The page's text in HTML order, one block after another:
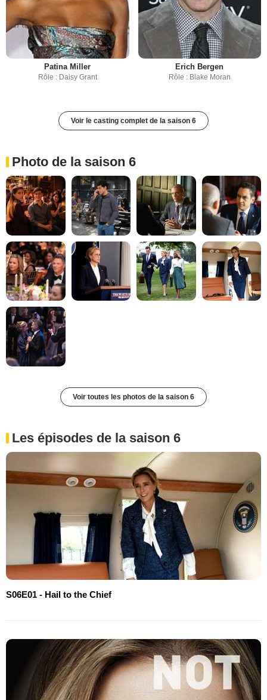
Patina Miller
Rôle : Daisy Grant
Erich Bergen
Rôle : Blake Moran
Voir le casting complet de la saison 6
Photo de la saison 6
Voir toutes les photos de la saison 6
Les épisodes de la saison 6
S06E01 - Hail to the Chief